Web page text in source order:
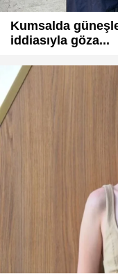
Kumsalda
iddiasıyla göza...